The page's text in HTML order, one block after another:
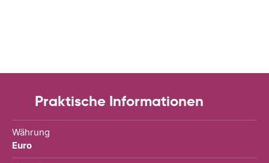
Praktische Informationen
Währung
Euro